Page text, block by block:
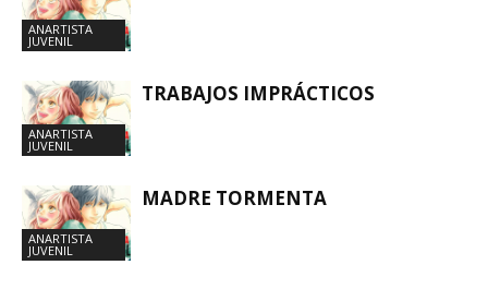
ANARTISTA
JUVENIL
ANARTISTA
JUVENIL
TRABAJOS IMPRÁCTICOS
ANARTISTA
JUVENIL
MADRE TORMENTA